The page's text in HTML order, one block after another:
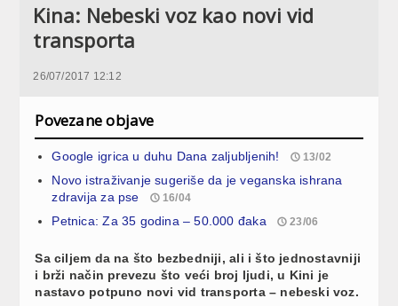
Kina: Nebeski voz kao novi vid
transporta
26/07/2017 12:12
Povezane objave
Google igrica u duhu Dana zaljubljenih! 13/02
Novo istraživanje sugeriše da je veganska ishrana
zdravija za pse
16/04
Petnica: Za 35 godina – 50.000 đaka 23/06
Sa ciljem da na što bezbedniji, ali i što jednostavniji
i brži način prevezu što veći broj ljudi, u Kini je
nastavo potpuno novi vid transporta – nebeski voz.